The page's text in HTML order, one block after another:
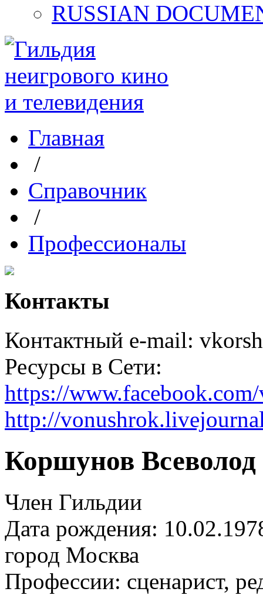
RUSSIAN
Главная
/
Справочник
/
Профессионалы
Контакты
Контактный e-mail:
Ресурсы в Сети:
https://
http://
Коршунов
Член Гильдии
Дата рождения:
город Москва
Профессии: сценарист,